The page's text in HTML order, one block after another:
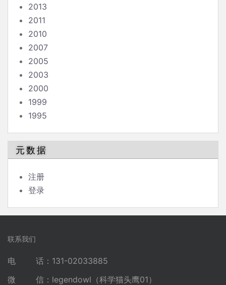
2013
2011
2010
2007
2005
2003
2000
1999
1995
元数据
注册
登录
联系我们
电 话：131-02033885
微 信：legendowl（科学猫头鹰01）